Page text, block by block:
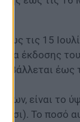
τις 15
έκδοσης
έως
είναι το
Το ποσό